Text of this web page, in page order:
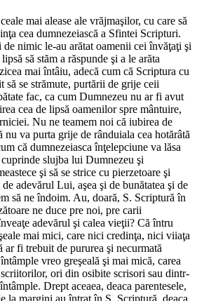
mai alease ale vrăjmaşilor, cu care să
cea dumnezeiască a Sfintei Scripturi.
de nimic le-au arătat oamenii cei învăţaţi şi
să stăm a răspunde şi a le arăta
mai întâiu, adecă cum că Scriptura cu
să se strămute, purtării de grije ceii
fac, ca cum Dumnezeu nu ar fi avut
cea de lipsă oamenilor spre mântuire,
Nu ne teamem noi că iubirea de
nu va purta grije de rânduiala cea hotărâtă
că dumnezeiasca înţelepciune va lăsa
slujba lui Dumnezeu şi
şi să se strice cu pierzetoare şi
adevărul Lui, aşea şi de bunătatea şi de
să ne îndoim. Au, doară, S. Scriptură în
ne duce pre noi, pre carii
adevărul şi calea vieţii? Că întru
mai mici, care nici credinţa, nici viiaţa
ar fi trebuit de pururea şi necurmată
vreo greşeală şi mai mică, carea
ori din osibite scrisori sau dintr-
Drept aceaea, deaca parentesele,
la margini au întrat în S. Scriptură, deaca